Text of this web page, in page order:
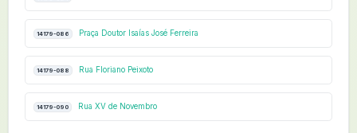
14179-086 Praça Doutor Isaías José Ferreira
14179-088 Rua Floriano Peixoto
14179-090 Rua XV de Novembro